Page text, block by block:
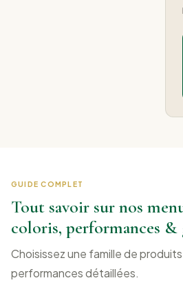
GUIDE COMPLET
Tout savoir sur nos
coloris, performances &
Choisissez une famille de
performances détaillées.